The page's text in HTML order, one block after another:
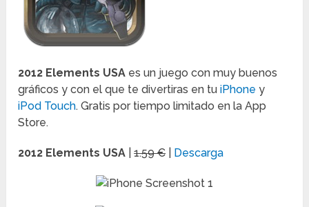
2012 Elements USA es un juego con muy buenos
gráficos y con el que te divertiras en tuiPhone y
iPod Touch. Gratis por tiempo limitado en la App
Store.
2012 Elements USA |1.59 € Descarga